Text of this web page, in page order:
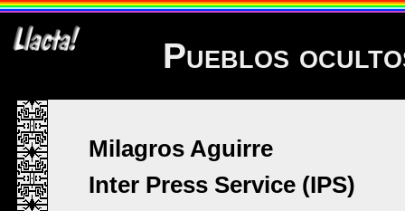
Pueblos
Milagros Aguirre
Inter Press Service (IPS)